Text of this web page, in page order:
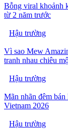
Bỗng viral khoảnh
từ 2 năm trước
Hậu trường
Vì sao Mew
tranh nhau chiêu
Hậu trường
Mãn nhãn đêm
Vietnam 2026
Hậu trường